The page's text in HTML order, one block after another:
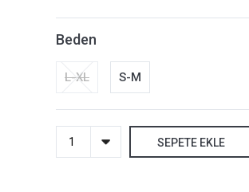
Beden
L-XL S-M
SEPETE EKLE